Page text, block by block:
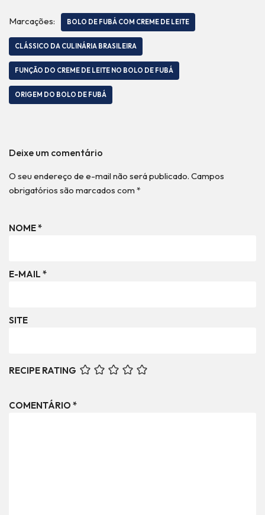
Marcações: BOLO DE FUBÁ COM CREME DE LEITE
CLÁSSICO DA CULINÁRIA BRASILEIRA
FUNÇÃO DO CREME DE LEITE NO BOLO DE FUBÁ
ORIGEM DO BOLO DE FUBÁ
Deixe um comentário
O seu endereço de e-mail não será publicado. Campos
obrigatórios são marcados com *
NOME*
E-MAIL *
SITE
RECIPE RATING
COMENTÁRIO *